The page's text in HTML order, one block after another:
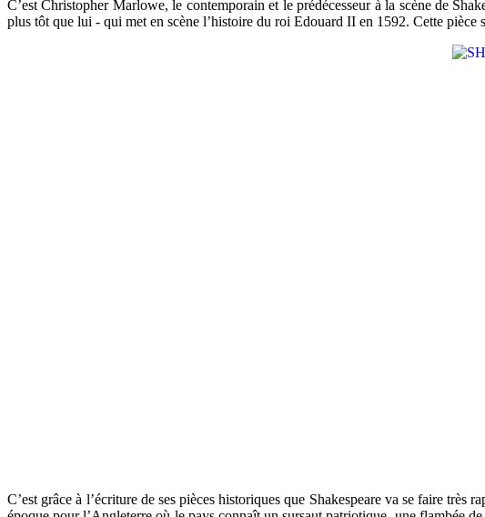
C’est Christopher Marlowe, le contemporain et le prédécesseur à la scène de
plus tôt que lui - qui met en scène l’histoire du roi Edouard II en 1592. Cette pièce
C’est grâce à l’écriture de ses pièces historiques que Shakespeare va se faire très